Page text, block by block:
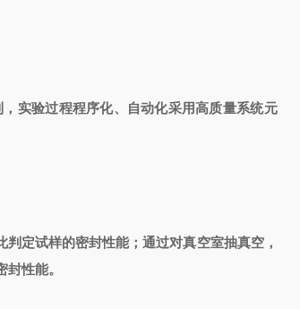
实验过程程序化、自动化采用高质量系统元
定试样的密封性能；通过对真空室抽真空，
性能。